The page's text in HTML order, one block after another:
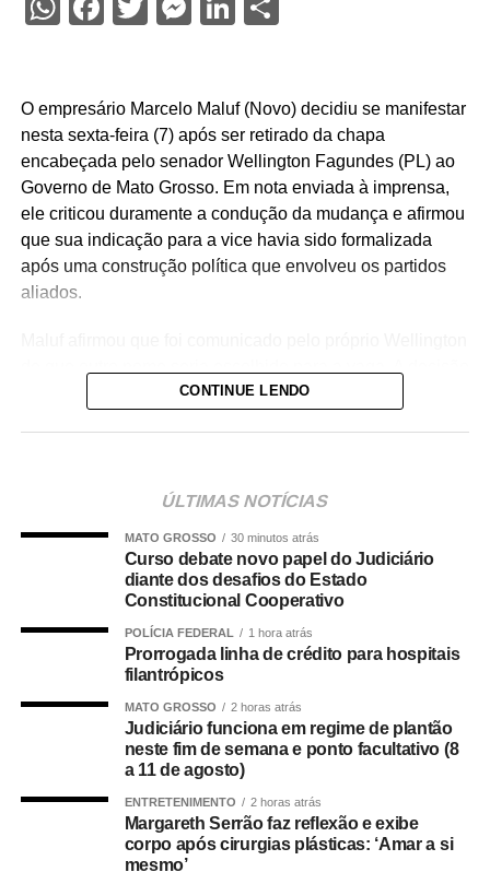
O empresário Marcelo Maluf (Novo) decidiu se manifestar
nesta sexta-feira (7) após ser retirado da chapa
encabeçada pelo senador Wellington Fagundes (PL) ao
Governo de Mato Grosso. Em nota enviada à imprensa,
ele criticou duramente a condução da mudança e afirmou
que sua indicação para a vice havia sido formalizada
após uma construção política que envolveu os partidos
aliados.
foi tomada na noite de quinta-feira (6), quando o PL
Para o empresário, a alteração não representa apenas
de compromisso.
“Não se trata apenas de uma mudança de candidatura.
Segundo Maluf, sua participação na chapa não nasceu
convite depois de uma decisão política que, inclusive, foi
levada à convenção partidária.
“Foi uma escolha política apresentada, construída e
formalizada dentro do processo partidário, inclusive com
a realização da convenção.”
CONTINUE LENDO
ÚLTIMAS NOTÍCIAS
MATO GROSSO 30 minutos atrás
Curso debate novo papel do Judiciário
diante dos desafios do Estado
Constitucional Cooperativo
POLÍCIA FEDERAL 1 hora atrás
Prorrogada linha de crédito para hospitais
filantrópicos
MATO GROSSO 2 horas atrás
Judiciário funciona em regime de plantão
neste fim de semana e ponto facultativo (8
a 11 de agosto)
ENTRETENIMENTO 2 horas atrás
Margareth Serrão faz reflexão e exibe
corpo após cirurgias plásticas: ‘Amar a si
mesmo’